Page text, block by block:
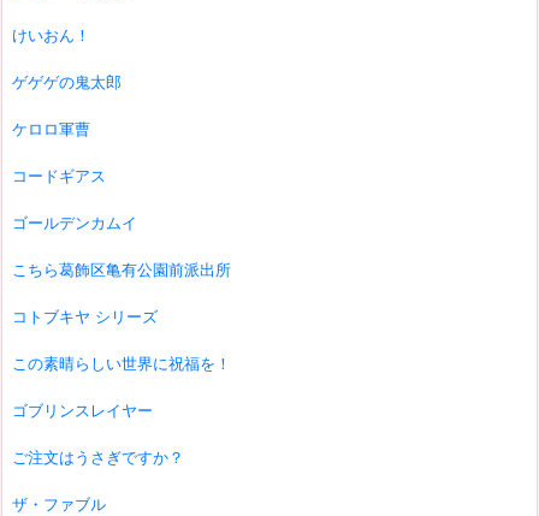
けいおん！
ゲゲゲの鬼太郎
ケロロ軍曹
コードギアス
ゴールデンカムイ
こちら葛飾区亀有公園前派出所
コトブキヤ シリーズ
この素晴らしい世界に祝福を！
ゴブリンスレイヤー
ご注文はうさぎですか？
ザ・ファブル